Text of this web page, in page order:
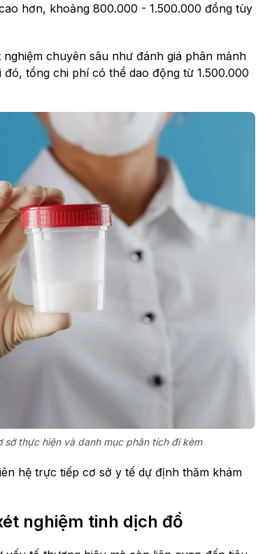
hơn, khoảng 800.000 - 1.500.000 đồng tùy
chuyên sâu như đánh giá phân mảnh
tổng chi phí có thể dao động từ 1.500.000
thực hiện và danh mục phân tích đi kèm
hệ trực tiếp cơ sở y tế dự định thăm khám
nghiệm tinh dịch đồ